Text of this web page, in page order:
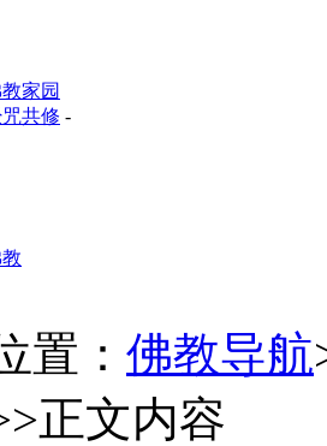
家园
共修 -
置： 佛教导航
正文内容